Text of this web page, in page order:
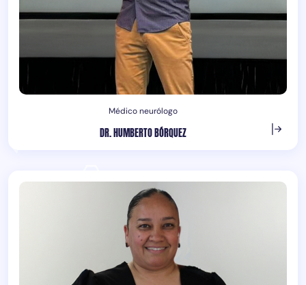
Médico neurólogo
DR. HUMBERTO BÓRQUEZ